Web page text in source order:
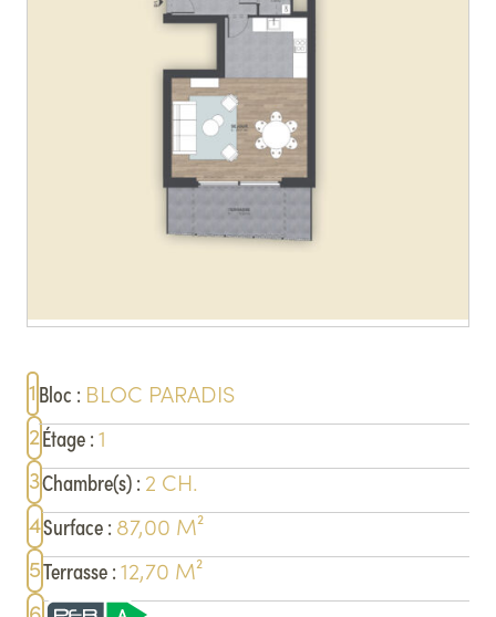
1Bloc : BLOC PARADIS
2Étage:1
3Chambre(s): 2 CH.
4Surface: 87,00 M²
5Terrasse:12,70 M²